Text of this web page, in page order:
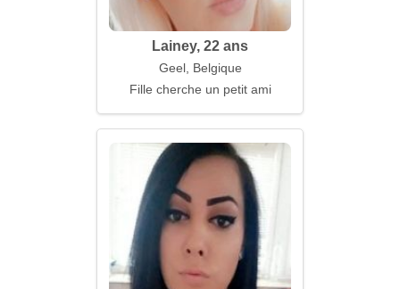
Lainey, 22 ans
Geel, Belgique
Fille cherche un petit ami